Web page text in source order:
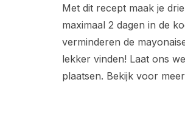
Met dit recept maak je
maximaal 2 dagen in de
verminderen de
lekker vinden! Laat ons
plaatsen. Bekijk voor